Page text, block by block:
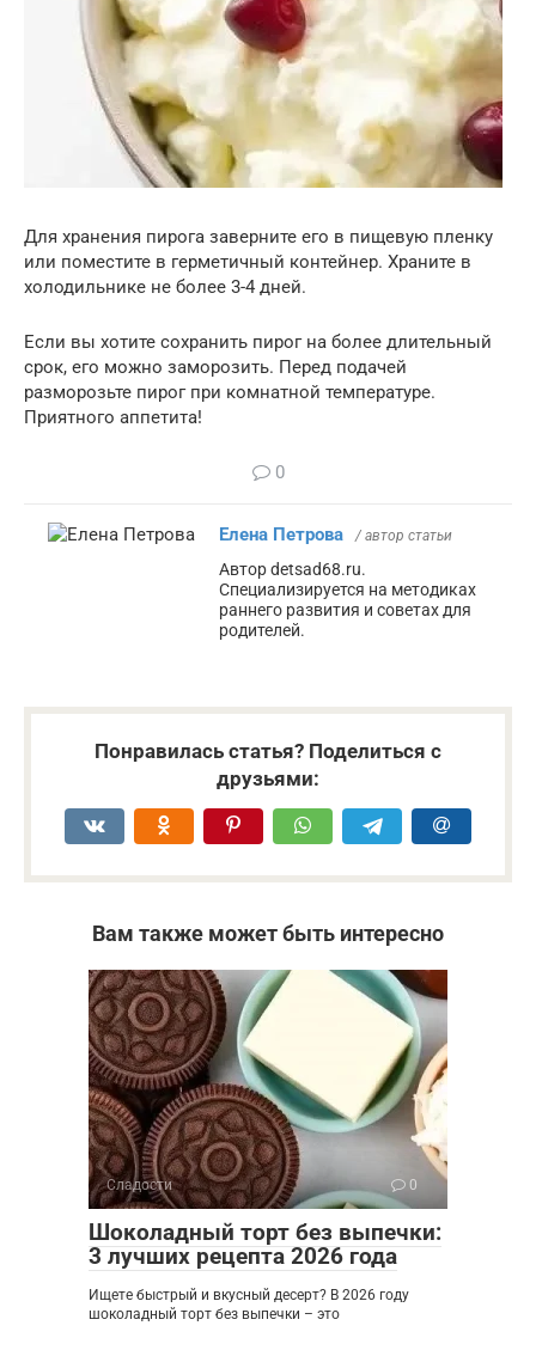
Для хранения пирога заверните его в пищевую пленку
или поместите в герметичный контейнер. Храните в
холодильнике не более 3-4 дней.
Если вы хотите сохранить пирог на более длительный
срок, его можно заморозить. Перед подачей
разморозьте пирог при комнатной температуре.
Приятного аппетита!
0
Елена Петрова / автор статьи
Автор detsad68.ru.
Специализируется на методиках
раннего развития и советах для
родителей.
Понравилась статья? Поделиться с
друзьями:
Вам также может быть интересно
Сладости 0
Шоколадный торт без выпечки:
3 лучших рецепта 2026 года
Ищете быстрый и вкусный десерт? В 2026 году
шоколадный торт без выпечки – это